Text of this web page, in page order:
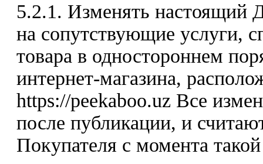
5.2.1. Изменять настоящий
на сопутствующие услуги,
товара в одностороннем
интернет-магазина,
https://peekaboo.uz Все
после публикации, и
Покупателя с момента